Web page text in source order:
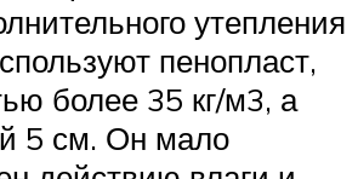
утепления
пенопласт,
более 35 кг/м3, а
5 см. Он мало